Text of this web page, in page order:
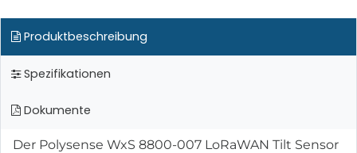
Produktbeschreibung
Spezifikationen
Dokumente
Der Polysense WxS 8800-007 LoRaWAN Tilt Sensor